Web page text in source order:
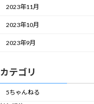
2023年11月
2023年10月
2023年9月
カテゴリ
5ちゃんねる